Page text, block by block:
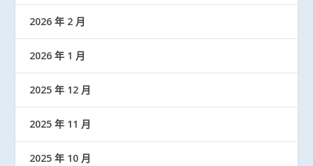
2026 年 2 月
2026 年 1 月
2025 年 12 月
2025 年 11 月
2025 年 10 月